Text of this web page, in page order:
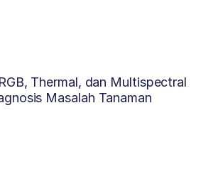
Thermal, dan Multispectral
Masalah Tanaman